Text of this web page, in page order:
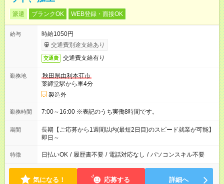
派遣 ブランクOK WEB登録・面接OK
給与
時給1050円
交通費別途支給あり
交通費 交通費支給有り
勤務地
秋田県由利本荘市
薬師堂駅から車4分
製造外
勤務時間 7:00～16:00 ※表記のうち実働8時間です。
期間
長期【ご応募から1週間以内(最短2日目)のスピード就業が可能】
即日～
特徴 日払いOK / 履歴書不要 / 電話対応なし / パソコンスキル不要
気になる！ 応募する 詳細へ